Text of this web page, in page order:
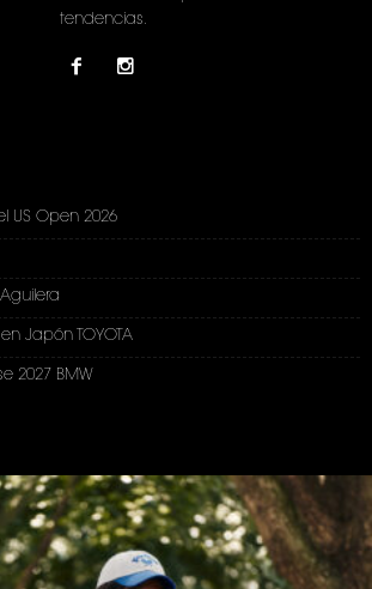
tendencias.
US Open 2026
Japón TOYOTA
2027 BMW